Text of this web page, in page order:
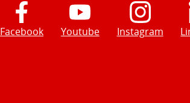
Facebook Youtube Instagram